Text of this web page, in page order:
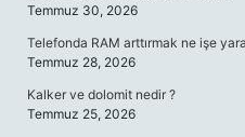
Temmuz 30, 2026
Telefonda RAM arttırmak ne işe
Temmuz 28, 2026
Kalker ve dolomit nedir ?
Temmuz 25, 2026